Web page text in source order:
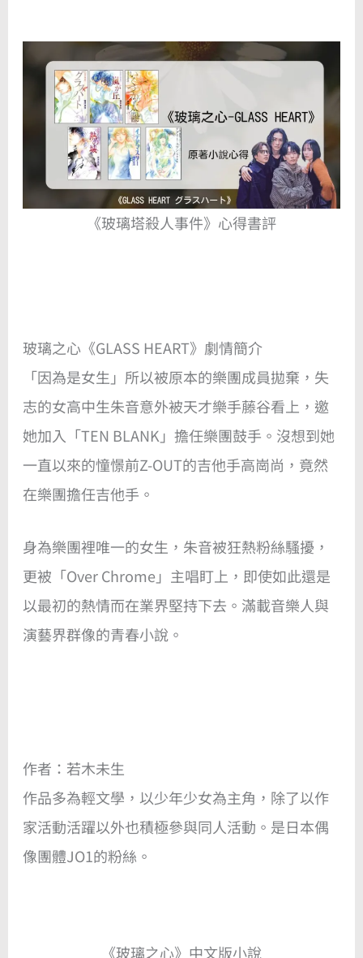
《玻璃塔殺人事件》心得書評
玻璃之心《GLASS HEART》劇情簡介
「因為是女生」所以被原本的樂團成員拋棄，失
志的女高中生朱音意外被天才樂手藤谷看上，邀
她加入「TEN BLANK」擔任樂團鼓手。沒想到她
一直以來的憧憬前Z-OUT的吉他手高崗尚，竟然
在樂團擔任吉他手。
身為樂團裡唯一的女生，朱音被狂熱粉絲騷擾，
更被「Over Chrome」主唱盯上，即使如此還是
以最初的熱情而在業界堅持下去。滿載音樂人與
演藝界群像的青春小說。
作者：若木未生
作品多為輕文學，以少年少女為主角，除了以作
家活動活躍以外也積極參與同人活動。是日本偶
像團體JO1的粉絲。
《玻璃之心》中文版小說